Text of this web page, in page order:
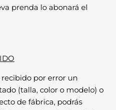
prenda lo abonará el
por error un
(talla, color o modelo) o
de fábrica, podrás